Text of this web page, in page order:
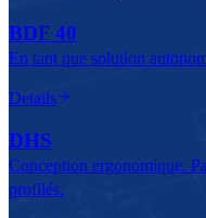
BDF 40
En tant que solution
Details
DHS
Conception ergonomique.
profilés.